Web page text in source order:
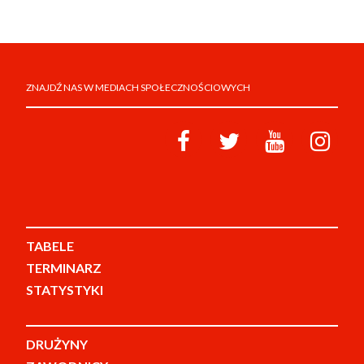
ZNAJDŹ NAS W MEDIACH SPOŁECZNOŚCIOWYCH
TABELE
TERMINARZ
STATYSTYKI
DRUŻYNY